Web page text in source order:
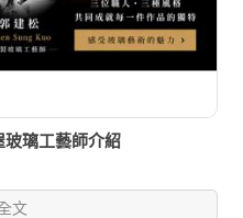
玻璃工藝師介紹
文